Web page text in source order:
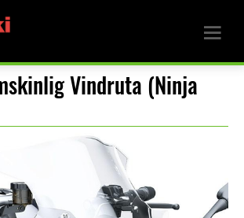
Vindruta (Ninja